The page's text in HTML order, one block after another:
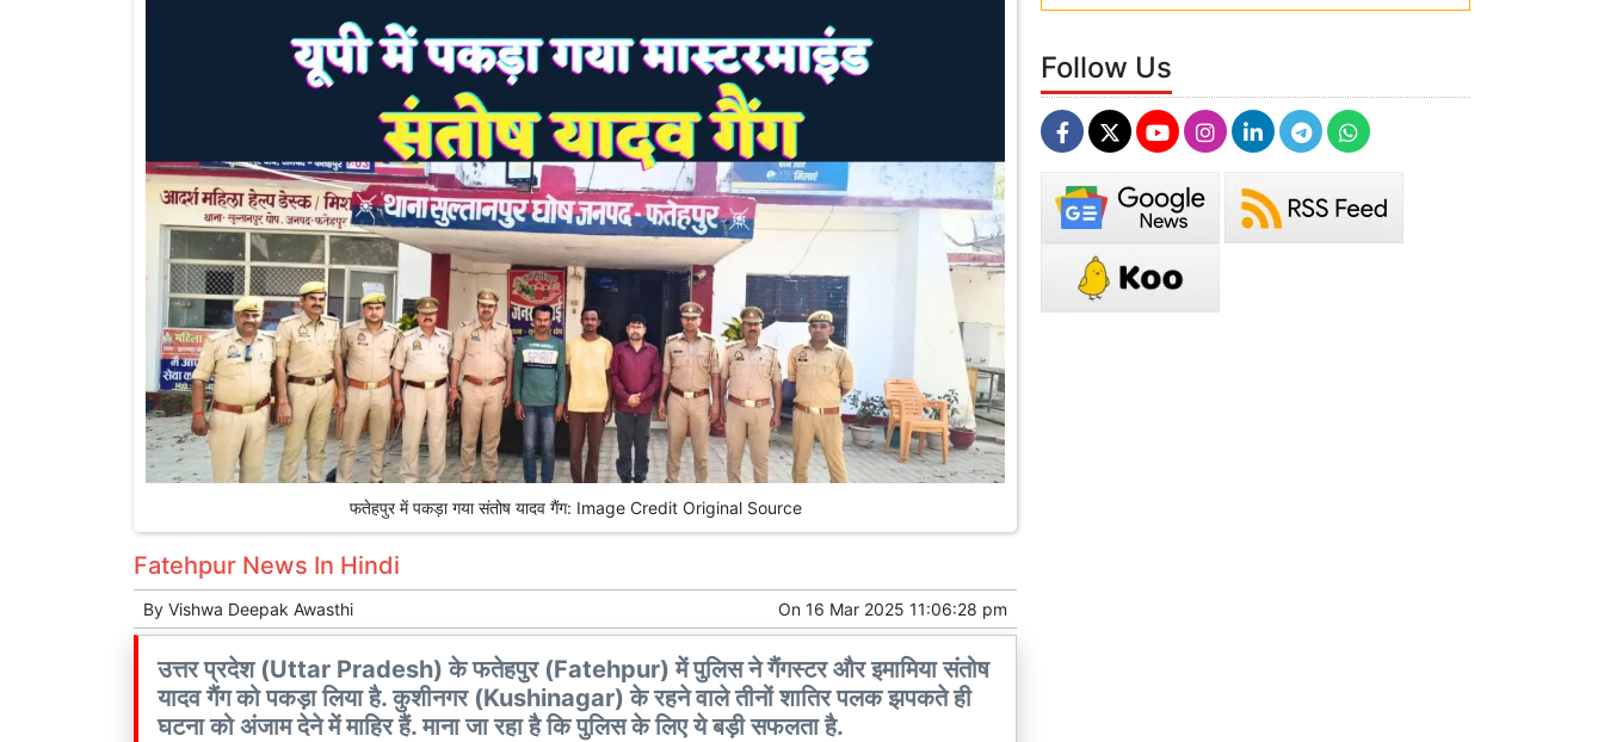
फतेहपुर में पकड़ा गया संतोष यादव गैंग: Image Credit Original Source
Fatehpur News In Hindi
By Vishwa Deepak Awasthi On 16 Mar 2025 11:06:28 pm
उत्तर प्रदेश (Uttar Pradesh) के फतेहपुर (Fatehpur) में पुलिस ने गैंगस्टर और इमामिया संतोष
यादव गैंग को पकड़ा लिया है. कुशीनगर (Kushinagar) के रहने वाले तीनों शातिर पलक झपकते ही
घटना को अंजाम देने में माहिर हैं. माना जा रहा है कि पुलिस के लिए ये बड़ी सफलता है.
Follow Us